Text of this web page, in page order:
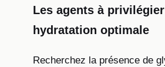
Les agents à
hydratation optimale
Recherchez la présence de